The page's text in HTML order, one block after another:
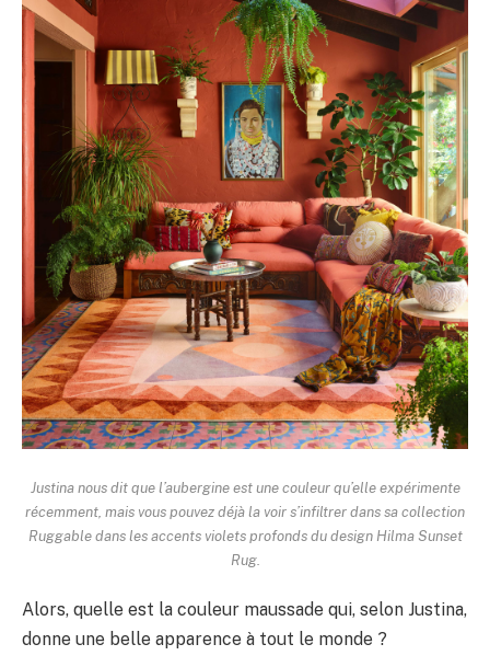
Justina nous dit que l’aubergine est une couleur qu’elle expérimente
récemment, mais vous pouvez déjà la voir s’infiltrer dans sa collection
Ruggable dans les accents violets profonds du design Hilma Sunset
Rug.
Alors, quelle est la couleur maussade qui, selon Justina,
donne une belle apparence à tout le monde ?